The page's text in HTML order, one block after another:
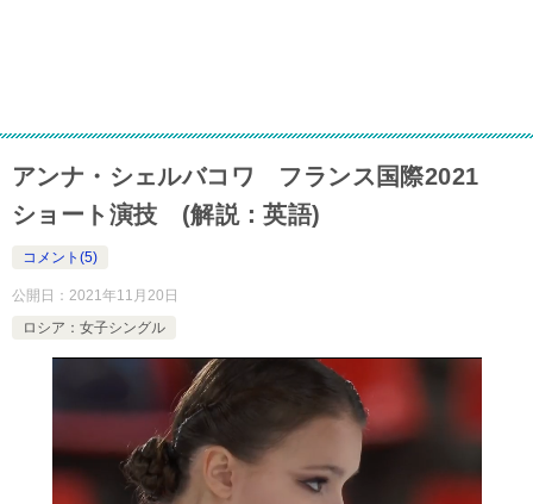
アンナ・シェルバコワ フランス国際2021
ショート演技 (解説：英語)
コメント(5)
公開日： 2021年11月20日
ロシア：女子シングル